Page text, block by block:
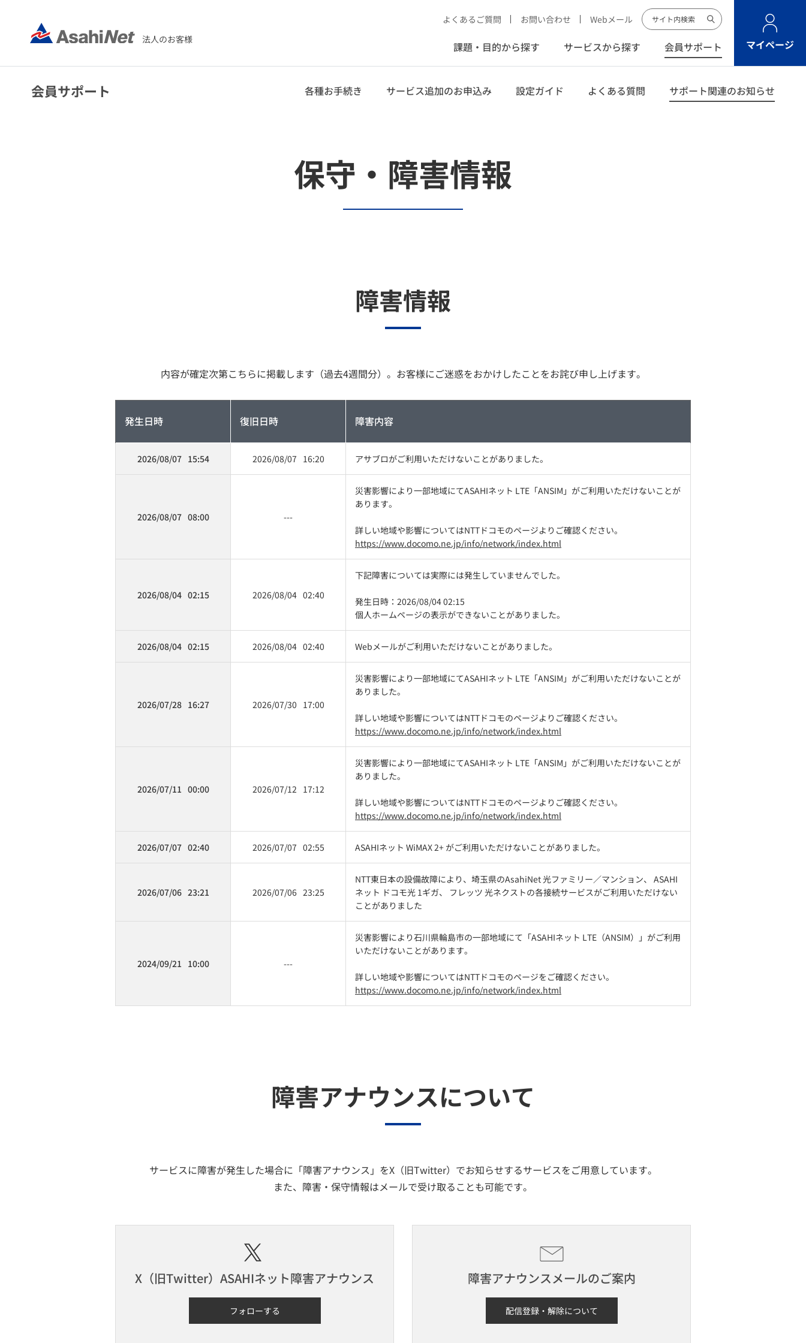
法人のお客様
よくあるご質問 お問い合わせ Webメール
課題・目的から探す サービスから探す 会員サポート マイページ
会員サポート 各種お手続き サービス追加のお申込み 設定ガイド よくある質問 サポート関連のお知らせ
保守・障害情報
障害情報
内容が確定次第こちらに掲載します（過去4週間分）。お客様にご迷惑をおかけしたことをお詫び申し上げます。
発生日時 復旧日時 障害内容
2026/08/07 15:54 2026/08/07 16:20 アサブロがご利用いただけないことがありました。
2026/08/07 08:00 ---
災害影響により一部地域にてASAHIネット LTE「ANSIM」がご利用いただけないことが
あります。
詳しい地域や影響についてはNTTドコモのページよりご確認ください。
https://www.docomo.ne.jp/info/network/index.html
2026/08/04 02:15 2026/08/04 02:40
下記障害については実際には発生していませんでした。
発生日時：2026/08/04 02:15
個人ホームページの表示ができないことがありました。
2026/08/04 02:15 2026/08/04 02:40 Webメールがご利用いただけないことがありました。
2026/07/28 16:27 2026/07/30 17:00
災害影響により一部地域にてASAHIネット LTE「ANSIM」がご利用いただけないことが
ありました。
詳しい地域や影響についてはNTTドコモのページよりご確認ください。
https://www.docomo.ne.jp/info/network/index.html
2026/07/11 00:00 2026/07/12 17:12
災害影響により一部地域にてASAHIネット LTE「ANSIM」がご利用いただけないことが
ありました。
詳しい地域や影響についてはNTTドコモのページよりご確認ください。
https://www.docomo.ne.jp/info/network/index.html
2026/07/07 02:40 2026/07/07 02:55 ASAHIネット WiMAX 2+ がご利用いただけないことがありました。
2026/07/06 23:21 2026/07/06 23:25
NTT東日本の設備故障により、埼玉県のAsahiNet 光ファミリー／マンション、 ASAHI
ネット ドコモ光 1ギガ、 フレッツ 光ネクストの各接続サービスがご利用いただけない
ことがありました
2024/09/21 10:00 ---
災害影響により石川県輪島市の一部地域にて「ASAHIネット LTE（ANSIM）」がご利用
いただけないことがあります。
詳しい地域や影響についてはNTTドコモのページをご確認ください。
https://www.docomo.ne.jp/info/network/index.html
障害アナウンスについて
サービスに障害が発生した場合に「障害アナウンス」をX（旧Twitter）でお知らせするサービスをご用意しています。
また、障害・保守情報はメールで受け取ることも可能です。
X（旧Twitter） ASAHIネット障害アナウンス
フォローする
障害アナウンスメールのご案内
配信登録・解除について